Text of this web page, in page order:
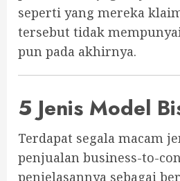
seperti yang mereka
tersebut tidak
pun pada akhirnya.
5 Jenis Model
Terdapat segala macam
penjualan business-to-
penjelasannya sebagai